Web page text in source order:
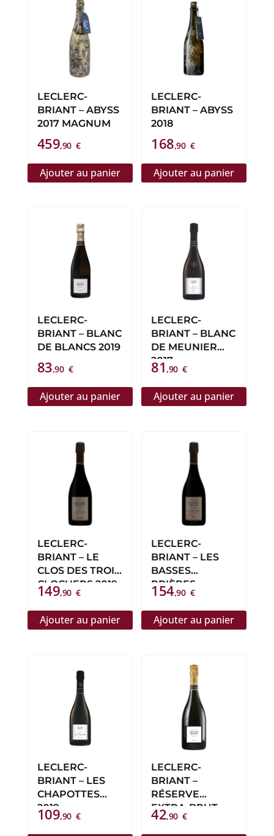
LECLERC-
BRIANT – ABYSS
2017 MAGNUM
459,90 €
Ajouter au panier
LECLERC-
BRIANT – ABYSS
2018
168,90 €
Ajouter au panier
LECLERC-
BRIANT – BLANC
DE BLANCS 2019
83,90 €
Ajouter au panier
LECLERC-
BRIANT – BLANC
DE MEUNIER
2017
81,90 €
Ajouter au panier
LECLERC-
BRIANT – LE
CLOS DES TROIS
CLOCHERS 2019
149,90 €
Ajouter au panier
LECLERC-
BRIANT – LES
BASSES
PRIÈRES
154,90 €
Ajouter au panier
LECLERC-
BRIANT – LES
CHAPOTTES
2019
109,90 €
LECLERC-
BRIANT –
RÉSERVE
EXTRA-BRUT
42,90 €